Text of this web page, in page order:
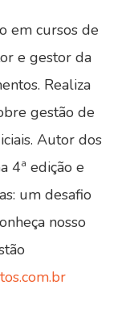
em cursos de
e gestor da
Realiza
gestão de
Autor dos
4ª edição e
um desafio
nosso